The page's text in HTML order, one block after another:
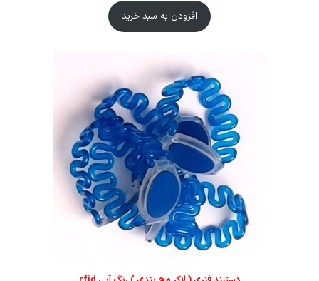
افزودن به سبد خرید